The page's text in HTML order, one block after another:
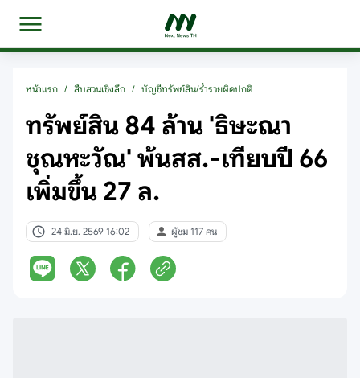
หน้าแรก / สืบสวนเชิงลึก / บัญชีทรัพย์สิน/ร่ำรวยผิดปกติ
ทรัพย์สิน 84 ล้าน 'ธิษะณา
ชุณหะวัณ' พ้นสส.-เทียบปี 66
เพิ่มขึ้น 27 ล.
24 มิ.ย. 2569 16:02 ผู้ชม 117 คน